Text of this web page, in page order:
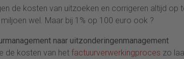
de kosten van uitzoeken en corrigeren altijd op
wel. Maar bij 1% op 100 euro ook ?
naar uitzonderingenmanagement
de kosten van het factuurverwerkingproces zo